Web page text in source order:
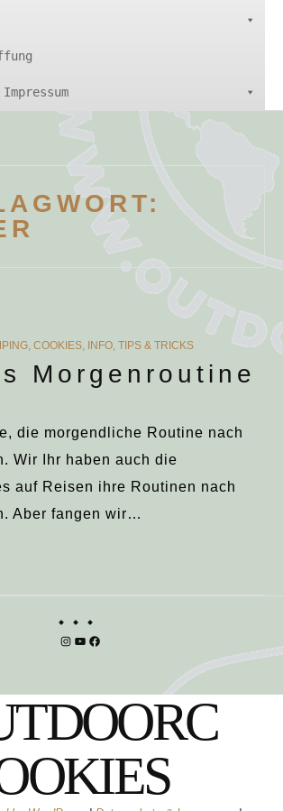
, COOKIES, INFO, TIPS & TRICKS
Morgenroutine
die morgendliche Routine nach
Wir Ihr haben auch die
auf Reisen ihre Routinen nach
Aber fangen wir…
Instagram
YouTube
Facebook